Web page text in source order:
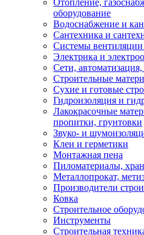
Отопление,
оборудование
Водоснабжение и
Сантехника и
Системы
Электрика и
Сети, автоматизация,
Строительные
Сухие и готовые
Гидроизоляция и
Лакокрасочные
пропитки, грунтовки
Звуко- и
Клеи и герметики
Монтажная пена
Пиломатериалы,
Металлопрокат,
Производители
Ковка
Строительное
Инструменты
Строительная